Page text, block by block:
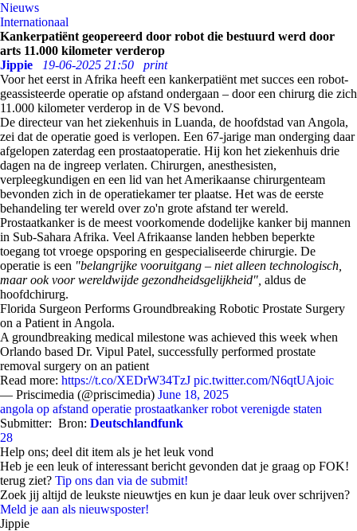
Nieuws
Internationaal
Kankerpatiënt geopereerd door robot die bestuurd werd door
arts 11.000 kilometer verderop
Jippie
19-06-2025 21:50
print
Voor het eerst in Afrika heeft een kankerpatiënt met succes een robot-
geassisteerde operatie op afstand ondergaan – door een chirurg die zich
11.000 kilometer verderop in de VS bevond.
De directeur van het ziekenhuis in Luanda, de hoofdstad van Angola,
zei dat de operatie goed is verlopen. Een 67-jarige man onderging daar
afgelopen zaterdag een prostaatoperatie. Hij kon het ziekenhuis drie
dagen na de ingreep verlaten. Chirurgen, anesthesisten,
verpleegkundigen en een lid van het Amerikaanse chirurgenteam
bevonden zich in de operatiekamer ter plaatse. Het was de eerste
behandeling ter wereld over zo'n grote afstand ter wereld.
Prostaatkanker is de meest voorkomende dodelijke kanker bij mannen
in Sub-Sahara Afrika. Veel Afrikaanse landen hebben beperkte
toegang tot vroege opsporing en gespecialiseerde chirurgie. De
operatie is een "belangrijke vooruitgang – niet alleen technologisch,
maar ook voor wereldwijde gezondheidsgelijkheid", aldus de
hoofdchirurg.
Florida Surgeon Performs Groundbreaking Robotic Prostate Surgery
on a Patient in Angola.
A groundbreaking medical milestone was achieved this week when
Orlando based Dr. Vipul Patel, successfully performed prostate
removal surgery on an patient
Read more: https://t.co/XEDrW34TzJ pic.twitter.com/N6qtUAjoic
— Priscimedia (@priscimedia) June 18, 2025
angola op afstand operatie prostaatkanker robot verenigde staten
Submitter: Bron: Deutschlandfunk
28
Help ons; deel dit item als je het leuk vond
Heb je een leuk of interessant bericht gevonden dat je graag op FOK!
terug ziet? Tip ons dan via de submit!
Zoek jij altijd de leukste nieuwtjes en kun je daar leuk over schrijven?
Meld je aan als nieuwsposter!
Jippie